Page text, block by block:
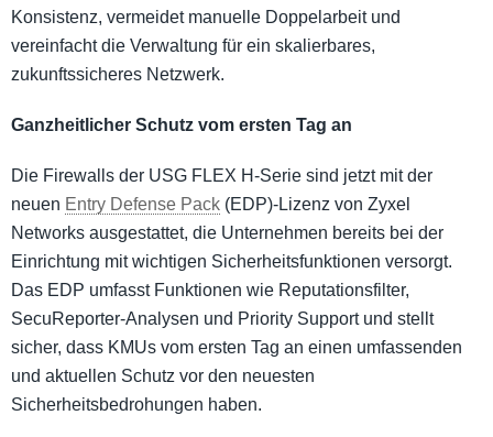
Konsistenz, vermeidet manuelle Doppelarbeit und
vereinfacht die Verwaltung für ein skalierbares,
zukunftssicheres Netzwerk.
Ganzheitlicher Schutz vom ersten Tag an
Die Firewalls der USG FLEX H-Serie sind jetzt mit der
neuen Entry Defense Pack (EDP)-Lizenz von Zyxel
Networks ausgestattet, die Unternehmen bereits bei der
Einrichtung mit wichtigen Sicherheitsfunktionen versorgt.
Das EDP umfasst Funktionen wie Reputationsfilter,
SecuReporter-Analysen und Priority Support und stellt
sicher, dass KMUs vom ersten Tag an einen umfassenden
und aktuellen Schutz vor den neuesten
Sicherheitsbedrohungen haben.